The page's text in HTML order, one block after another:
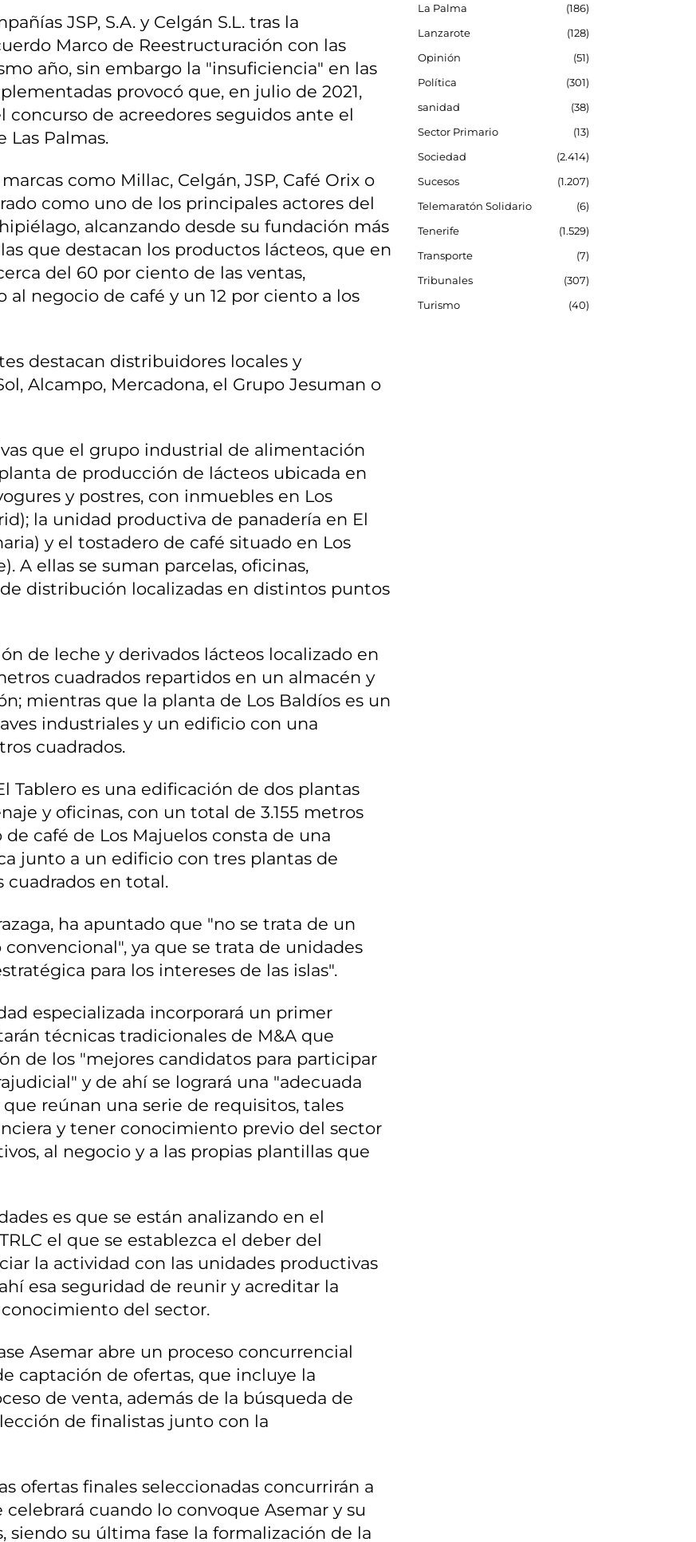
JSP, S.A. y Celgán S.L. tras la
Marco de Reestructuración con las
año, sin embargo la "insuficiencia" en las
provocó que, en julio de 2021,
de acreedores seguidos ante el
Las Palmas.
como Millac, Celgán, JSP, Café Orix o
como uno de los principales actores del
alcanzando desde su fundación más
que destacan los productos lácteos, que en
del 60 por ciento de las ventas,
negocio de café y un 12 por ciento a los
destacan distribuidores locales y
Alcampo, Mercadona, el Grupo Jesuman o
que el grupo industrial de alimentación
de producción de lácteos ubicada en
y postres, con inmuebles en Los
la unidad productiva de panadería en El
y el tostadero de café situado en Los
A ellas se suman parcelas, oficinas,
distribución localizadas en distintos puntos
de leche y derivados lácteos localizado en
cuadrados repartidos en un almacén y
mientras que la planta de Los Baldíos es un
industriales y un edificio con una
cuadrados.
Tablero es una edificación de dos plantas
y oficinas, con un total de 3.155 metros
café de Los Majuelos consta de una
junto a un edificio con tres plantas de
cuadrados en total.
ha apuntado que "no se trata de un
ya que se trata de unidades
para los intereses de las islas".
especializada incorporará un primer
técnicas tradicionales de M&A que
de los "mejores candidatos para participar
y de ahí se logrará una "adecuada
reúnan una serie de requisitos, tales
y tener conocimiento previo del sector
al negocio y a las propias plantillas que
es que se están analizando en el
el que se establezca el deber del
la actividad con las unidades productivas
esa seguridad de reunir y acreditar la
del sector.
Asemar abre un proceso concurrencial
captación de ofertas, que incluye la
de venta, además de la búsqueda de
de finalistas junto con la
ofertas finales seleccionadas concurrirán a
cuando lo convoque Asemar y su
siendo su última fase la formalización de la
La Palma
186
Lanzarote
128
Opinión
51
Política
301
sanidad
38
Sector Primario
13
Sociedad
2.414
Sucesos
1.207
Telemaratón Solidario
6
Tenerife
1.529
Transporte
7
Tribunales
307
Turismo
40